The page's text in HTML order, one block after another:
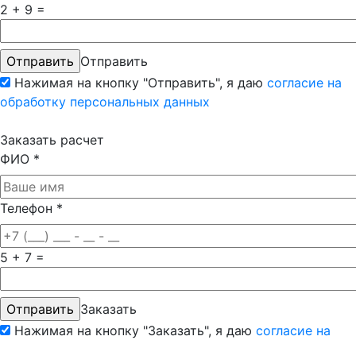
2 + 9 =
Отправить
Нажимая на кнопку "Отправить", я даю согласие на
обработку персональных данных
Заказать расчет
ФИО *
Телефон *
5 + 7 =
Заказать
Нажимая на кнопку "Заказать", я даю согласие на